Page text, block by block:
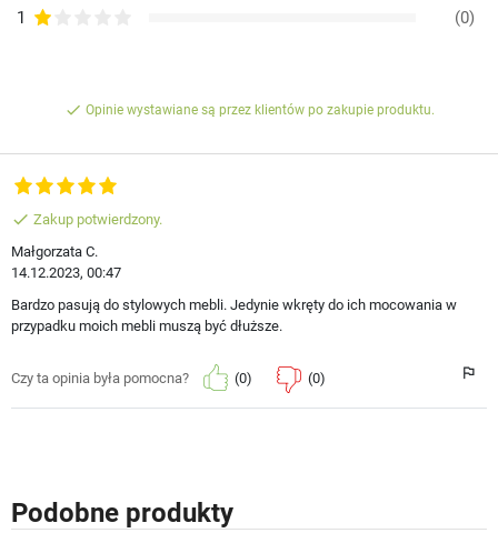
1 (0)
done Opinie wystawiane są przez klientów po zakupie produktu.
done Zakup potwierdzony.
Małgorzata C.
14.12.2023, 00:47
Bardzo pasują do stylowych mebli. Jedynie wkręty do ich mocowania w
przypadku moich mebli muszą być dłuższe.
Czy ta opinia była pomocna? (0) (0)
Podobne produkty